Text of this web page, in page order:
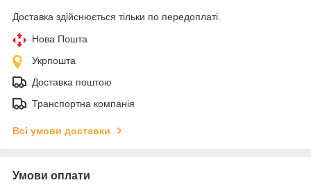
Доставка здійснюється тільки по передоплаті.
Нова Пошта
Укрпошта
Доставка поштою
Транспортна компанія
Всі умови доставки
Умови оплати